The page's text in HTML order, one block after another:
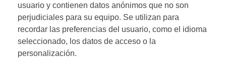
usuario y contienen datos anónimos que no son
perjudiciales para su equipo. Se utilizan para
recordar las preferencias del usuario, como el idioma
seleccionado, los datos de acceso o la
personalización.